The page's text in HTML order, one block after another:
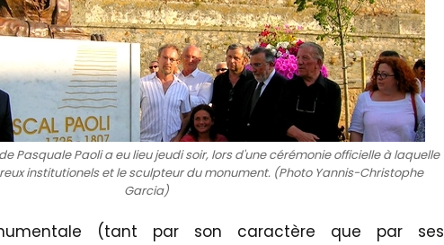
Pasquale Paoli a eu lieu jeudi soir, lors d'une cérémonie officielle à laquelle
institutionels et le sculpteur du monument. (Photo Yannis-Christophe
Garcia)
(tant par son caractère que par ses